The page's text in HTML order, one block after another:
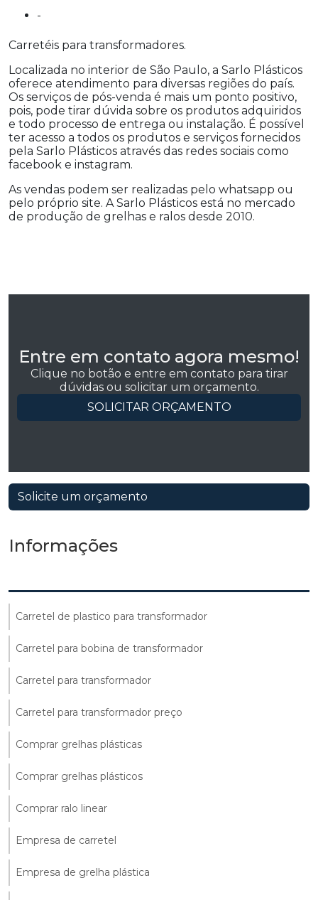
-
Carretéis para transformadores.
Localizada no interior de São Paulo, a Sarlo Plásticos
oferece atendimento para diversas regiões do país.
Os serviços de pós-venda é mais um ponto positivo,
pois, pode tirar dúvida sobre os produtos adquiridos
e todo processo de entrega ou instalação. É possível
ter acesso a todos os produtos e serviços fornecidos
pela Sarlo Plásticos através das redes sociais como
facebook e instagram.
As vendas podem ser realizadas pelo whatsapp ou
pelo próprio site. A Sarlo Plásticos está no mercado
de produção de grelhas e ralos desde 2010.
Entre em contato agora mesmo!
Clique no botão e entre em contato para tirar
dúvidas ou solicitar um orçamento.
SOLICITAR ORÇAMENTO
Solicite um orçamento
Informações
Carretel de plastico para transformador
Carretel para bobina de transformador
Carretel para transformador
Carretel para transformador preço
Comprar grelhas plásticas
Comprar grelhas plásticos
Comprar ralo linear
Empresa de carretel
Empresa de grelha plástica